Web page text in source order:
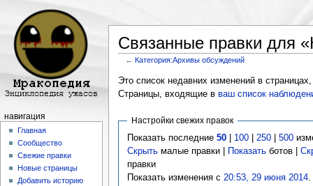
Связанные правки для
←Категория:Архивы обсуждений
Это список недавних изменений в
Страницы, входящие в ваш список
Настройки свежих правок
Показать последние50 100 250 |500
Скрыть малые правки | Показать ботов |
правки
Показать изменения с 20:53, 29 июня 2014
навигация
Главная
Сообщество
Свежие правки
Новые страницы
Добавить историю